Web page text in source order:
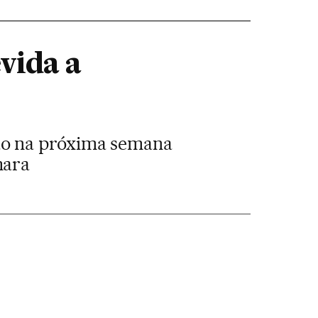
a
na próxima semana